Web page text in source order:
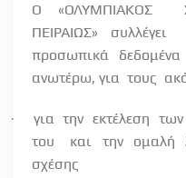
Ο «ΟΛΥΜΠΙΑΚΟΣ
ΠΕΙΡΑΙΩΣ» συλλέγει
προσωπικά δεδομένα
ανωτέρω, για τους
· για την εκτέλεση των
του
και την ομαλή
σχέσης